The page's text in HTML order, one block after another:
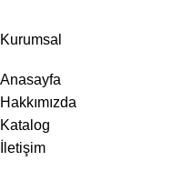
Kurumsal
Anasayfa
Hakkımızda
Katalog
İletişim